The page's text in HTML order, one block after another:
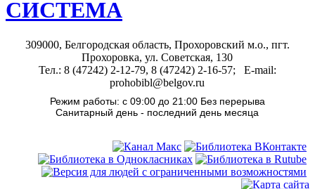
СИСТЕМА
309000, Белгородская область, Прохоровский м.о., пгт.
Прохоровка, ул. Советская, 130
Тел.: 8 (47242) 2-12-79, 8 (47242) 2-16-57; E-mail:
prohobibl@belgov.ru
Режим работы: с 09:00 до 21:00 Без перерыва
Санитарный день - последний день месяца